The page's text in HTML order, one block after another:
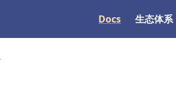
Docs 生态体系